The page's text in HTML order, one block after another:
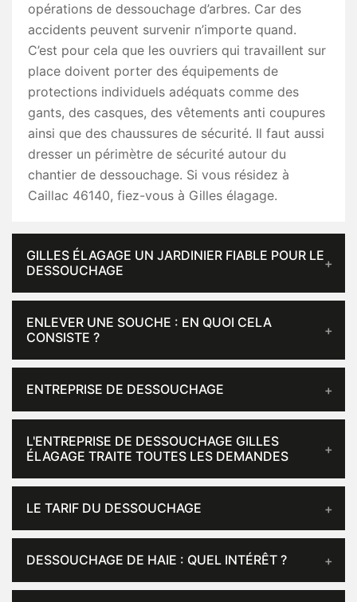
opérations de dessouchage d’arbres. Car des
accidents peuvent survenir n’importe quand.
C’est pour cela que les ouvriers qui travaillent sur
place doivent porter des équipements de
protections individuels adéquats comme des
gants, des casques, des vêtements anti coupures
ainsi que des chaussures de sécurité. Il faut aussi
dresser un périmètre de sécurité autour du
chantier de dessouchage. Si vous résidez à
Caillac 46140, fiez-vous à Gilles élagage.
GILLES ÉLAGAGE UN JARDINIER FIABLE POUR LE
DESSOUCHAGE
ENLEVER UNE SOUCHE : EN QUOI CELA
CONSISTE ?
ENTREPRISE DE DESSOUCHAGE
L'ENTREPRISE DE DESSOUCHAGE GILLES
ÉLAGAGE TRAITE TOUTES LES DEMANDES
LE TARIF DU DESSOUCHAGE
DESSOUCHAGE DE HAIE : QUEL INTÉRÊT ?